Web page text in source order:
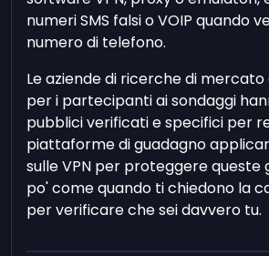
numeri SMS falsi o VOIP quando
numero di telefono.
Le aziende di ricerche di
per i partecipanti ai sondaggi
pubblici verificati e specifici per
piattaforme di guadagno
sulle VPN per proteggere queste
po' come quando ti chiedono la
per verificare che sei davvero tu.